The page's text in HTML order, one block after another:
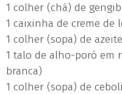
1 colher (chá) de
1 caixinha de creme de
1 colher (sopa) de azeite
1 talo de alho-poró em
branca)
1 colher (sopa) de